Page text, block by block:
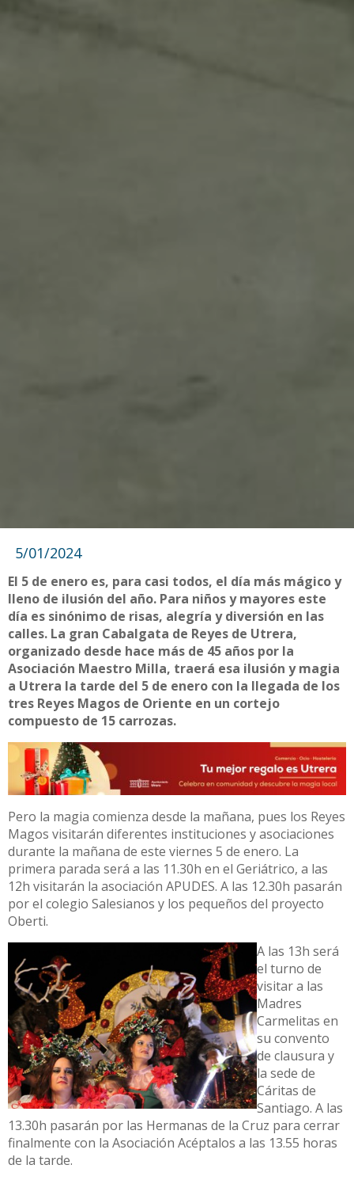
5/01/2024
El 5 de enero es, para casi todos, el día más mágico y
lleno de ilusión del año. Para niños y mayores este
día es sinónimo de risas, alegría y diversión en las
calles. La gran Cabalgata de Reyes de Utrera,
organizado desde hace más de 45 años por la
Asociación Maestro Milla, traerá esa ilusión y magia
a Utrera la tarde del 5 de enero con la llegada de los
tres Reyes Magos de Oriente en un cortejo
compuesto de 15 carrozas.
Pero la magia comienza desde la mañana, pues los Reyes
Magos visitarán diferentes instituciones y asociaciones
durante la mañana de este viernes 5 de enero. La
primera parada será a las 11.30h en el Geriátrico, a las
12h visitarán la asociación APUDES. A las 12.30h pasarán
por el colegio Salesianos y los pequeños del proyecto
Oberti.
A las 13h será
el turno de
visitar a las
Madres
Carmelitas en
su convento
de clausura y
la sede de
Cáritas de
Santiago. A las
13.30h pasarán por las Hermanas de la Cruz para cerrar
finalmente con la Asociación Acéptalos a las 13.55 horas
de la tarde.